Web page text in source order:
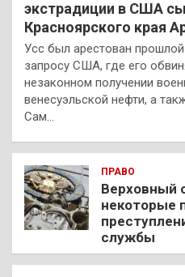
экстрадиции в США
Красноярского края
Усс был арестован
запросу США, где его
незаконном получении
венесуэльской нефти, а
Сам…
ПРАВО
Верховный
некоторые
службы